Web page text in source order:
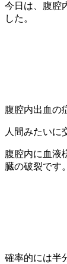
今日は、腹腔
した。
腹腔内出血の
人間みたいに
腹腔内に血液
臓の破裂です。
確率的には半